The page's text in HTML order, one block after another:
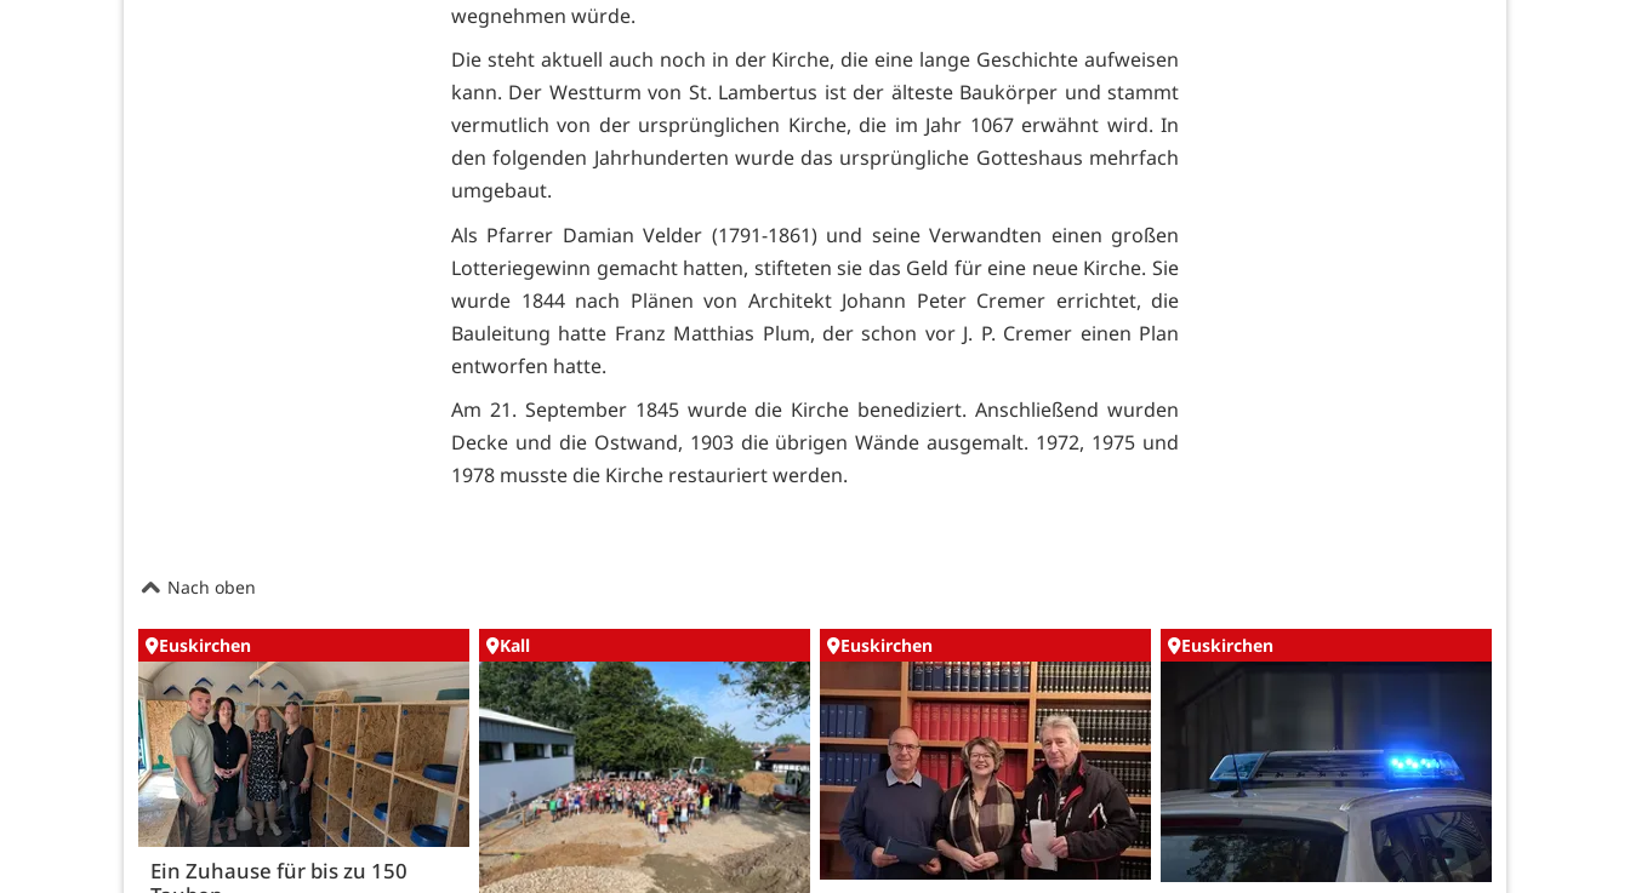
wegnehmen würde.
Die steht aktuell auch noch in der Kirche, die eine lange Geschichte aufweisen
kann. Der Westturm von St. Lambertus ist der älteste Baukörper und stammt
vermutlich von der ursprünglichen Kirche, die im Jahr 1067 erwähnt wird. In
den folgenden Jahrhunderten wurde das ursprüngliche Gotteshaus mehrfach
umgebaut.
Als Pfarrer Damian Velder (1791-1861) und seine Verwandten einen großen
Lotteriegewinn gemacht hatten, stifteten sie das Geld für eine neue Kirche. Sie
wurde 1844 nach Plänen von Architekt Johann Peter Cremer errichtet, die
Bauleitung hatte Franz Matthias Plum, der schon vor J. P. Cremer einen Plan
entworfen hatte.
Am 21. September 1845 wurde die Kirche benediziert. Anschließend wurden
Decke und die Ostwand, 1903 die übrigen Wände ausgemalt. 1972, 1975 und
1978 musste die Kirche restauriert werden.
Nach oben
Euskirchen
Ein Zuhause für bis zu 150
Kall Euskirchen Euskirchen